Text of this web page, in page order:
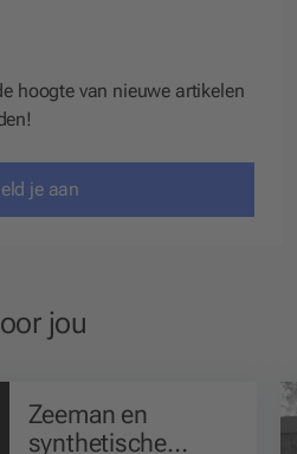
hoogte van nieuwe artikelen
je aan
jou
Zeeman en
synthetische